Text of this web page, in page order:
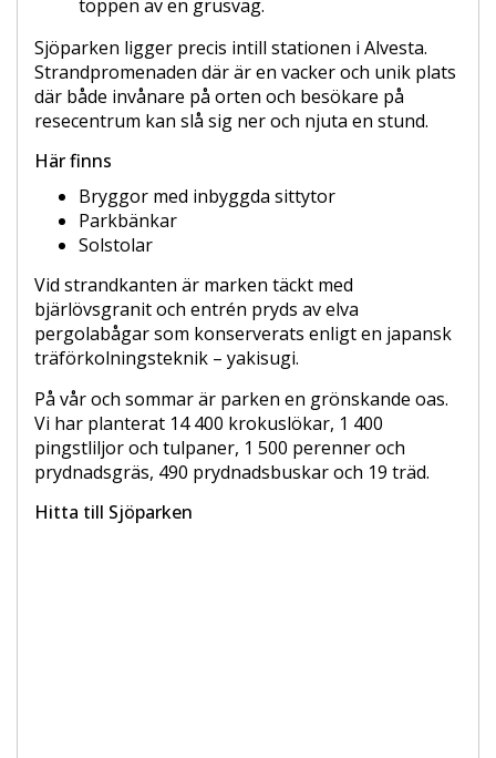
Sjöparken ligger precis intill stationen i Alvesta.
Strandpromenaden där är en vacker och unik plats
där både invånare på orten och besökare på
resecentrum kan slå sig ner och njuta en stund.
Här finns
Bryggor med inbyggda sittytor
Parkbänkar
Solstolar
Vid strandkanten är marken täckt med
bjärlövsgranit och entrén pryds av elva
pergolabågar som konserverats enligt en japansk
träförkolningsteknik – yakisugi.
På vår och sommar är parken en grönskande oas.
Vi har planterat 14 400 krokuslökar, 1 400
pingstliljor och tulpaner, 1 500 perenner och
prydnadsgräs, 490 prydnadsbuskar och 19 träd.
Hitta till Sjöparken